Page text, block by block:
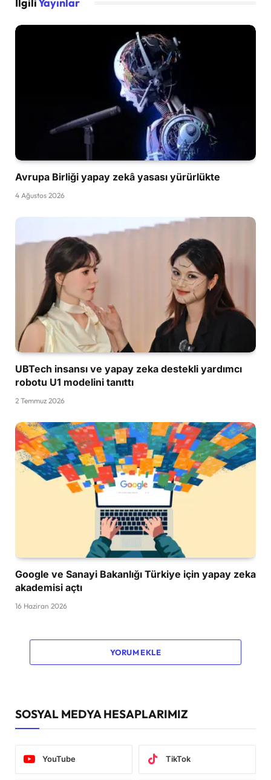
İlgiliYayınlar
Avrupa Birliği yapay zekâ yasası yürürlükte
4 Ağustos 2026
UBTech insansı ve yapay zeka destekli yardımcı
robotu U1 modelini tanıttı
2 Temmuz 2026
Google ve Sanayi Bakanlığı Türkiye için yapay zeka
akademisi açtı
16 Haziran 2026
YORUM EKLE
SOSYAL MEDYA HESAPLARIMIZ
YouTube TikTok